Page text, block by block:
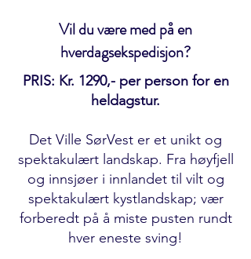
Vil du være med på en
hverdagsekspedisjon?
PRIS: Kr. 1290,- per person for en
heldagstur.
Det Ville SørVest er et unikt og
spektakulært landskap. Fra høyfjell
og innsjøer i innlandet til vilt og
spektakulært kystlandskap; vær
forberedt på å miste pusten rundt
hver eneste sving!